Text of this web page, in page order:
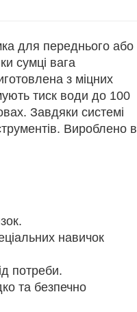
для переднього або
сумці вага
з міцних
тиск води до 100
Завдяки системі
Вироблено в
навичок
потреби.
та безпечно